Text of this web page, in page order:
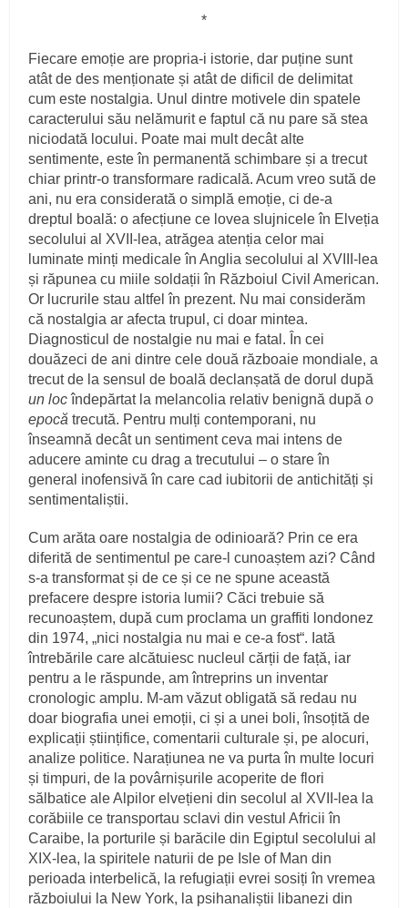
*
Fiecare emoție are propria‑i istorie, dar puține sunt
atât de des menționate și atât de dificil de delimitat
cum este nostalgia. Unul dintre motivele din spatele
caracterului său nelămurit e faptul că nu pare să stea
niciodată locului. Poate mai mult decât alte
sentimente, este în permanentă schimbare și a trecut
chiar printr‑o transformare radicală. Acum vreo sută de
ani, nu era considerată o simplă emoție, ci de‑a
dreptul boală: o afecțiune ce lovea slujnicele în Elveția
secolului al XVII‑lea, atrăgea atenția celor mai
luminate minți medicale în Anglia secolului al XVIII‑lea
și răpunea cu miile soldații în Războiul Civil American.
Or lucrurile stau altfel în prezent. Nu mai considerăm
că nostalgia ar afecta trupul, ci doar mintea.
Diagnosticul de nostalgie nu mai e fatal. În cei
douăzeci de ani dintre cele două războaie mondiale, a
trecut de la sensul de boală declanșată de dorul după
un locîndepărtat la melancolia relativ benignă dupăo
epocă trecută. Pentru mulți contemporani, nu
înseamnă decât un sentiment ceva mai intens de
aducere aminte cu drag a trecutului – o stare în
general inofensivă în care cad iubitorii de antichități și
sentimentaliștii.
Cum arăta oare nostalgia de odinioară? Prin ce era
diferită de sentimentul pe care‑l cunoaștem azi? Când
s‑a transformat și de ce și ce ne spune această
prefacere despre istoria lumii? Căci trebuie să
recunoaștem, după cum proclama un graffiti londonez
din 1974, „nici nostalgia nu mai e ce‑a fost“. Iată
întrebările care alcătuiesc nucleul cărții de față, iar
pentru a le răspunde, am întreprins un inventar
cronologic amplu. M‑am văzut obligată să redau nu
doar biografia unei emoții, ci și a unei boli, însoțită de
explicații științifice, comentarii culturale și, pe alocuri,
analize politice. Narațiunea ne va purta în multe locuri
și timpuri, de la povârnișurile acoperite de flori
sălbatice ale Alpilor elvețieni din secolul al XVII‑lea la
corăbiile ce transportau sclavi din vestul Africii în
Caraibe, la porturile și barăcile din Egiptul secolului al
XIX‑lea, la spiritele naturii de pe Isle of Man din
perioada interbelică, la refugiații evrei sosiți în vremea
războiului la New York, la psihanaliștii libanezi din